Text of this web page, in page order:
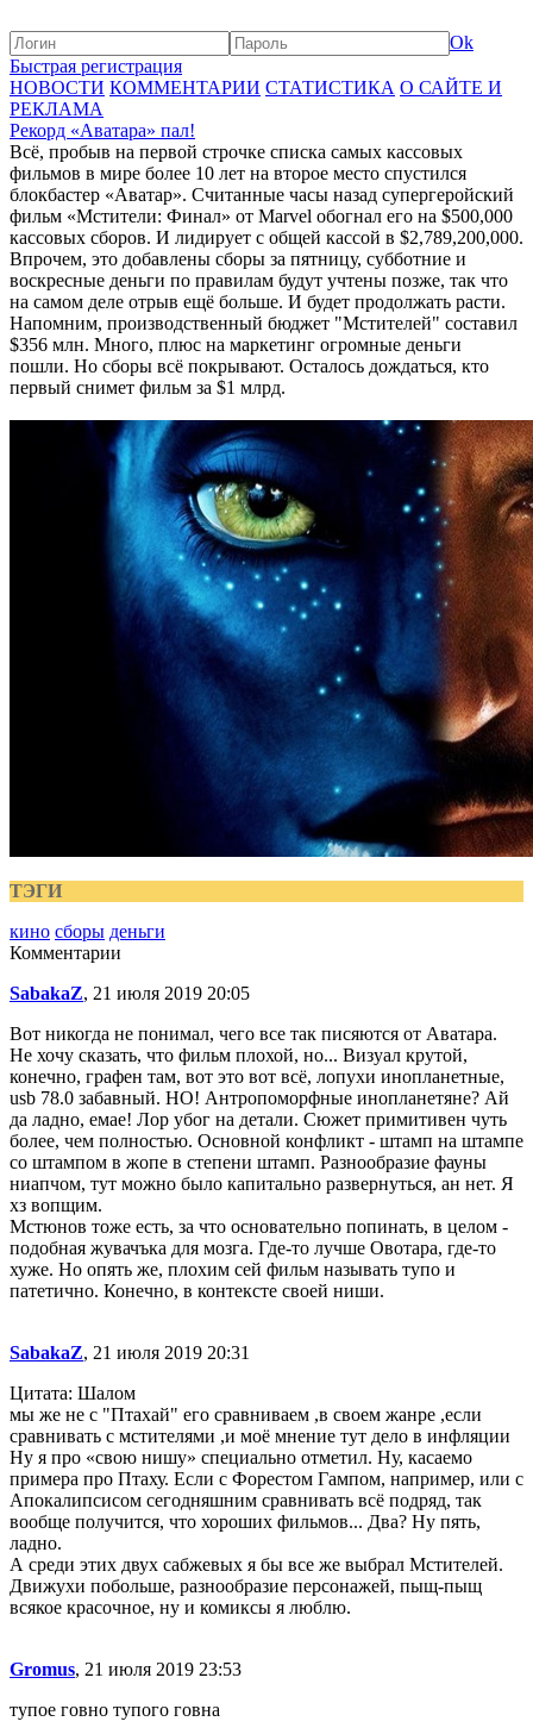
Ok
Быстрая регистрация
НОВОСТИ КОММЕНТАРИИ СТАТИСТИКА О САЙТЕ И
РЕКЛАМА
Рекорд «Аватара» пал!
Всё, пробыв на первой строчке списка самых кассовых
фильмов в мире более 10 лет на второе место спустился
блокбастер «Аватар». Считанные часы назад супергеройский
фильм «Мстители: Финал» от Marvel обогнал его на $500,000
кассовых сборов. И лидирует с общей кассой в $2,789,200,000.
Впрочем, это добавлены сборы за пятницу, субботние и
воскресные деньги по правилам будут учтены позже, так что
на самом деле отрыв ещё больше. И будет продолжать расти.
Напомним, производственный бюджет "Мстителей" составил
$356 млн. Много, плюс на маркетинг огромные деньги
пошли. Но сборы всё покрывают. Осталось дождаться, кто
первый снимет фильм за $1 млрд.
ТЭГИ
кино сборы деньги
Комментарии
SabakaZ, 21 июля 2019 20:05
Вот никогда не понимал, чего все так писяются от Аватара.
Не хочу сказать, что фильм плохой, но... Визуал крутой,
конечно, графен там, вот это вот всё, лопухи инопланетные,
usb 78.0 забавный. НО! Антропоморфные инопланетяне? Ай
да ладно, емае! Лор убог на детали. Сюжет примитивен чуть
более, чем полностью. Основной конфликт - штамп на штампе
со штампом в жопе в степени штамп. Разнообразие фауны
ниапчом, тут можно было капитально развернуться, ан нет. Я
хз вопщим.
Мстюнов тоже есть, за что основательно попинать, в целом -
подобная жувачъка для мозга. Где-то лучше Овотара, где-то
хуже. Но опять же, плохим сей фильм называть тупо и
патетично. Конечно, в контексте своей ниши.
SabakaZ, 21 июля 2019 20:31
Цитата: Шалом
мы же не с "Птахай" его сравниваем ,в своем жанре ,если
сравнивать с мстителями ,и моё мнение тут дело в инфляции
Ну я про «свою нишу» специально отметил. Ну, касаемо
примера про Птаху. Если с Форестом Гампом, например, или с
Апокалипсисом сегодняшним сравнивать всё подряд, так
вообще получится, что хороших фильмов... Два? Ну пять,
ладно.
А среди этих двух сабжевых я бы все же выбрал Мстителей.
Движухи побольше, разнообразие персонажей, пыщ-пыщ
всякое красочное, ну и комиксы я люблю.
Gromus, 21 июля 2019 23:53
тупое говно тупого говна